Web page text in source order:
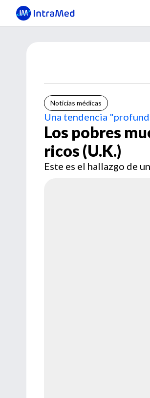
Noticias médicas
Una tendencia
Los pobres
ricos (U.K.)
Este es el hallazgo de